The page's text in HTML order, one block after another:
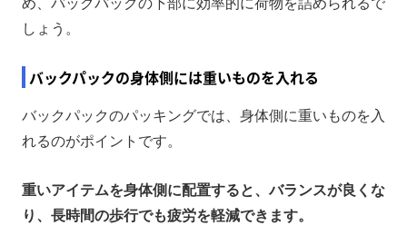
しょう。
バックパックの身体側には重いものを入れる
バックパックのパッキングでは、身体側に重いものを入
れるのがポイントです。
重いアイテムを身体側に配置すると、バランスが良くな
り、長時間の歩行でも疲労を軽減できます。